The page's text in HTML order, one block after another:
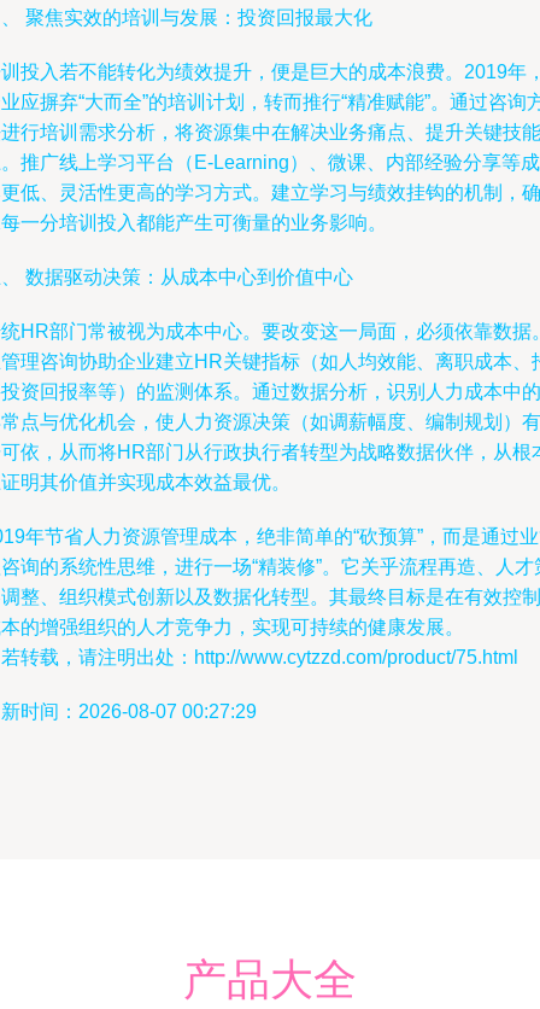
聚焦实效的培训与发展：投资回报最大化
投入若不能转化为绩效提升，便是巨大的成本浪费。2019年
应摒弃“大而全”的培训计划，转而推行“精准赋能”。通过咨询
行培训需求分析，将资源集中在解决业务痛点、提升关键技能
推广线上学习平台（E-Learning）、微课、内部经验分享等成
低、灵活性更高的学习方式。建立学习与绩效挂钩的机制，确
一分培训投入都能产生可衡量的业务影响。
数据驱动决策：从成本中心到价值中心
HR部门常被视为成本中心。要改变这一局面，必须依靠数据
理咨询协助企业建立HR关键指标（如人均效能、离职成本、
资回报率等）的监测体系。通过数据分析，识别人力成本中的
点与优化机会，使人力资源决策（如调薪幅度、编制规划）有
依，从而将HR部门从行政执行者转型为战略数据伙伴，从根
明其价值并实现成本效益最优。
年节省人力资源管理成本，绝非简单的“砍预算”，而是通过
询的系统性思维，进行一场“精装修”。它关乎流程再造、人才
整、组织模式创新以及数据化转型。其最终目标是在有效控制
的增强组织的人才竞争力，实现可持续的健康发展。
转载，请注明出处：http://www.cytzzd.com/product/75.html
时间：2026-08-07 00:27:29
产品大全